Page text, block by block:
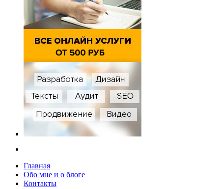
Главная
Обо мне и о блоге
Контакты